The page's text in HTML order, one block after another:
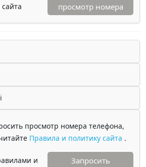
просмотр номера
просмотр номера телефона,
Правила и политику сайта .
и
Запросить